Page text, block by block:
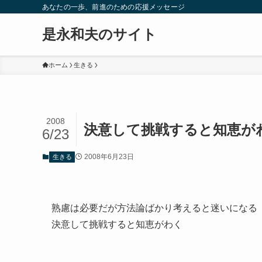
あなたの一歩、前進のための応援メッセージ
是永和夫のサイト
ホーム 生きる
決意して挑戦すると知恵が
2008
6/23
生きる 2008年6月23日
熟慮は必要だが方法論ばかり考えると迷いになる
決意して挑戦すると知恵がわく